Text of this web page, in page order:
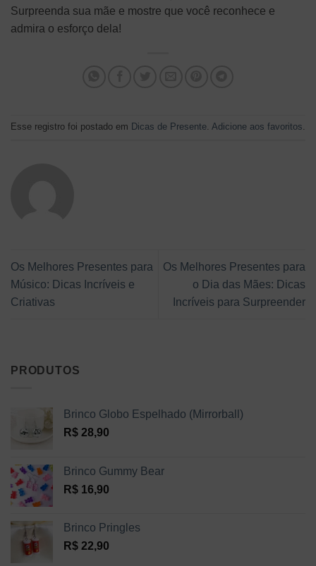
Surpreenda sua mãe e mostre que você reconhece e
admira o esforço dela!
Esse registro foi postado em Dicas de Presente. Adicione aos favoritos.
Os Melhores Presentes para
Músico: Dicas Incríveis e
Criativas
Os Melhores Presentes para
o Dia das Mães: Dicas
Incríveis para Surpreender
PRODUTOS
Brinco Globo Espelhado (Mirrorball)
R$ 28,90
Brinco Gummy Bear
R$ 16,90
Brinco Pringles
R$ 22,90